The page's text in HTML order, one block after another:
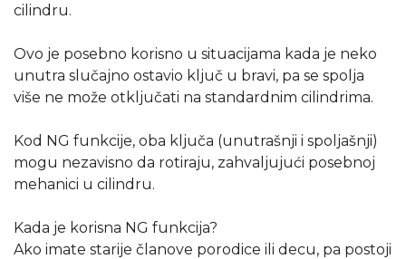
cilindru.
Ovo je posebno korisno u situacijama kada je neko
unutra slučajno ostavio ključ u bravi, pa se spolja
više ne može otključati na standardnim cilindrima.
Kod NG funkcije, oba ključa (unutrašnji i spoljašnji)
mogu nezavisno da rotiraju, zahvaljujući posebnoj
mehanici u cilindru.
Kada je korisna NG funkcija?
Ako imate starije članove porodice ili decu, pa postoji